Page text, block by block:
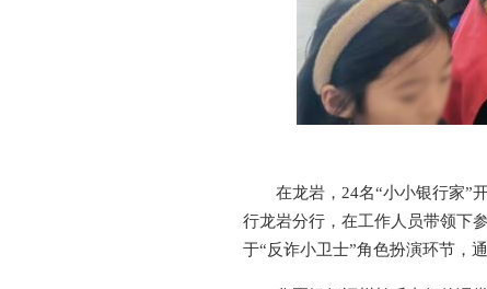
在龙岩，24名“小小银行家”
行龙岩分行，在工作人员带领下
于“反诈小卫士”角色扮演环节，